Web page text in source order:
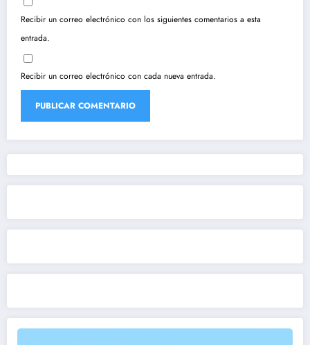
Recibir un correo electrónico con los siguientes comentarios a esta
entrada.
Recibir un correo electrónico con cada nueva entrada.